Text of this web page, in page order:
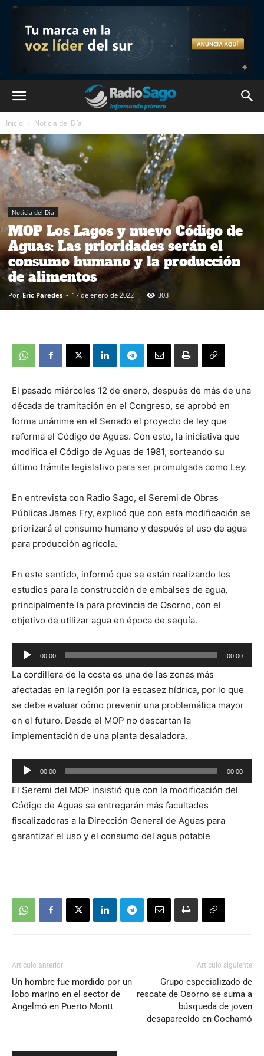
Inicio Noticia del Día
Noticia del Día
MOP Los Lagos y nuevo Código de
Aguas: Las prioridades serán el
consumo humano y la producción
de alimentos
Por Eric Paredes - 17 de enero de 2022 303
El pasado miércoles 12 de enero, después de más de una
década de tramitación en el Congreso, se aprobó en
forma unánime en el Senado el proyecto de ley que
reforma el Código de Aguas. Con esto, la iniciativa que
modifica el Código de Aguas de 1981, sorteando su
último trámite legislativo para ser promulgada como Ley.
En entrevista con Radio Sago, el Seremi de Obras
Públicas James Fry, explicó que con esta modificación se
priorizará el consumo humano y después el uso de agua
para producción agrícola.
En este sentido, informó que se están realizando los
estudios para la construcción de embalses de agua,
principalmente la para provincia de Osorno, con el
objetivo de utilizar agua en época de sequía.
Reproductor
de
audio
00:00 00:00
La cordillera de la costa es una de las zonas más
afectadas en la región por la escasez hídrica, por lo que
se debe evaluar cómo prevenir una problemática mayor
en el futuro. Desde el MOP no descartan la
implementación de una planta desaladora.
Reproductor
de
audio
00:00 00:00
El Seremi del MOP insistió que con la modificación del
Código de Aguas se entregarán más facultades
fiscalizadoras a la Dirección General de Aguas para
garantizar el uso y el consumo del agua potable
Artículo anterior
Un hombre fue mordido por un
lobo marino en el sector de
Angelmó en Puerto Montt
Artículo siguiente
Grupo especializado de
rescate de Osorno se suma a
búsqueda de joven
desaparecido en Cochamó